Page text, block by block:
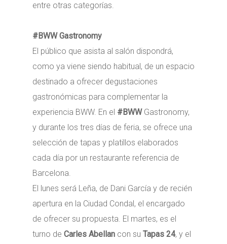
entre otras categorías.
#BWW Gastronomy
El público que asista al salón dispondrá,
como ya viene siendo habitual, de un espacio
destinado a ofrecer degustaciones
gastronómicas para complementar la
experiencia BWW. En el #BWWGastronomy,
y durante los tres días de feria, se ofrece una
selección de tapas y platillos elaborados
cada día por un restaurante referencia de
Barcelona.
El lunes será Leña, de Dani García y de recién
apertura en la Ciudad Condal, el encargado
de ofrecer su propuesta. El martes, es el
turno de Carles Abellan con su Tapas 24, y el